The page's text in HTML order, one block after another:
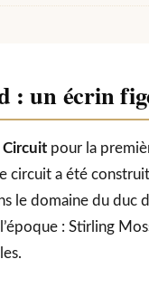
: un écrin
pour la
a été
le domaine du duc
: Stirling